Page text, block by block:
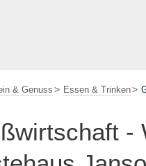
& Genuss Essen & Trinken
-